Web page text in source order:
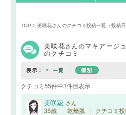
TOP > 美咲花さんのクチコミ投稿一覧（投稿日
美咲花さんのマキアージ
のクチコミ
クチコミ55件中3件目表示
美咲花 さん
35歳 乾燥肌 クチコミ